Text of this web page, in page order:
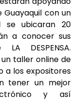
con un
se ubicaran 20
a conocer sus
DESPENSA.
taller online de
a los expositores
tener un mejor
y así